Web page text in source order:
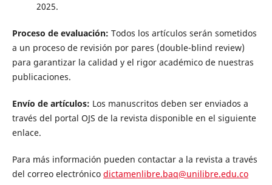
2025.
Proceso de evaluación: Todos los artículos serán sometidos
a un proceso de revisión por pares (double-blind review)
para garantizar la calidad y el rigor académico de nuestras
publicaciones.
Envío de artículos: Los manuscritos deben ser enviados a
través del portal OJS de la revista disponible en el siguiente
enlace.
Para más información pueden contactar a la revista a través
del correo electrónico dictamenlibre.baq@unilibre.edu.co